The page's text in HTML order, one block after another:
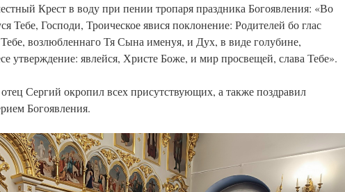
Крест в воду при пении тропаря праздника Богоявления: «Во
Тебе, Господи, Троическое явися поклонение: Родителей бо глас
Тебе, возлюбленнаго Тя Сына именуя, и Дух, в виде голубине,
утверждение: явлейся, Христе Боже, и мир просвещей, слава Тебе».
Сергий окропил всех присутствующих, а также поздравил
Богоявления.